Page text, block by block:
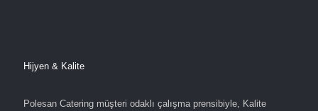
Hijyen & Kalite
Polesan Catering müşteri odaklı çalışma prensibiyle, Kalite